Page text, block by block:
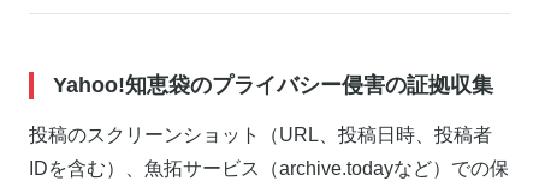
Yahoo!知恵袋のプライバシー侵害の証拠収集
投稿のスクリーンショット（URL、投稿日時、投稿者
IDを含む）、魚拓サービス（archive.todayなど）での保